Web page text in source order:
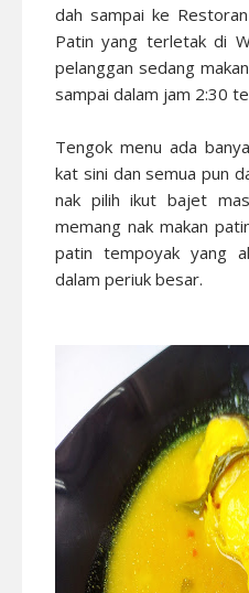
dah sampai ke
Patin yang terletak di
pelanggan sedang
sampai dalam jam 2:30
Tengok menu ada
kat sini dan semua pun
nak pilih ikut bajet
memang nak makan
patin tempoyak yang
dalam periuk besar.